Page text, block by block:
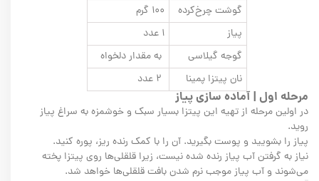
گوشت چرخ‌کرده
۱۰۰ گرم
پیاز
۱ عدد
گوجه گیلاسی
به مقدار دلخواه
نان پیتزا پمینا
مرحله اول | آماده سازی پیاز
در اولین مرحله از تهیه این پیتزا بسیار سبک و خوشمزه به سراغ پیاز
روید.
پیاز را بشویید و پوست بگیرید. آن را با کمک رنده ریز، پوره کنید.
نیاز به گرفتن آب پیاز رنده شده نیست، زیرا قلقلی‌ها روی پیتزا پخته
می‌شوند و آب پیاز موجب نرم شدن بافت قلقلی‌ها خواهد شد.